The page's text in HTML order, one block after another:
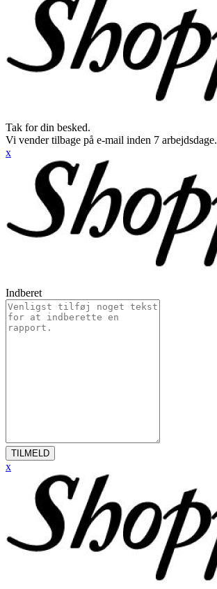
Tak for din besked.
Vi vender tilbage på e-mail inden 7 arbejdsdage.
x
Indberet
TILMELD
x